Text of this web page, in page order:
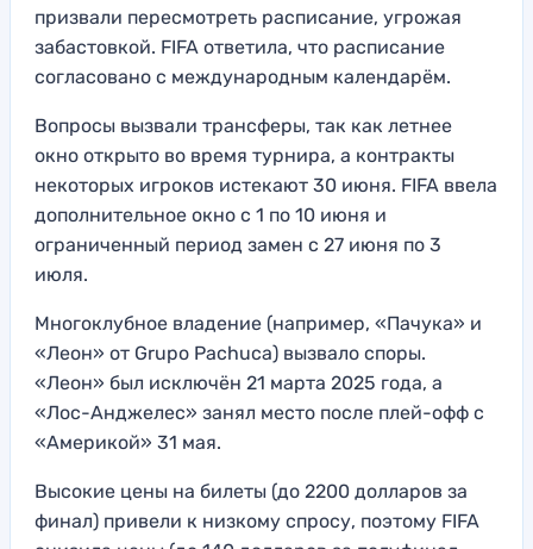
призвали пересмотреть расписание, угрожая
забастовкой. FIFA ответила, что расписание
согласовано с международным календарём.
Вопросы вызвали трансферы, так как летнее
окно открыто во время турнира, а контракты
некоторых игроков истекают 30 июня. FIFA ввела
дополнительное окно с 1 по 10 июня и
ограниченный период замен с 27 июня по 3
июля.
Многоклубное владение (например, «Пачука» и
«Леон» от Grupo Pachuca) вызвало споры.
«Леон» был исключён 21 марта 2025 года, а
«Лос-Анджелес» занял место после плей-офф с
«Америкой» 31 мая.
Высокие цены на билеты (до 2200 долларов за
финал) привели к низкому спросу, поэтому FIFA